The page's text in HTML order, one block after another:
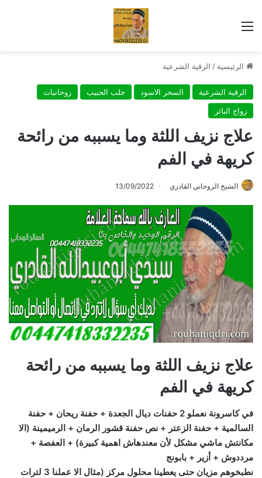
القائمة
الرئيسية / الرقية الشرعية
الرقية الشرعية السحر الاسود جلب الحبيب
روحانيات
زواج البائر
علاج نزيف اللثة وما يسببه من رائحة
كريهة في الفم
الشيخ الروحاني القادري 13/09/2022
علاج نزيف اللثة وما يسببه من رائحة
كريهة في الفم
في كاسرونة نعملو 2 حفنات ديال الجعدة + حفنة ريحان + حفنة
السالمية + حفنة الزعتر + نص حفنة قشور الرمان + الرميمينة (الا
مكانتش ماشي مشكل لأن معندهاش اهمية كبيرة) + العفصة +
مرددوش + أزير + بابونج
نطبخوهم مزيان حتى يعطينا محلول مركز (مثال الا عملنا 3 لترات